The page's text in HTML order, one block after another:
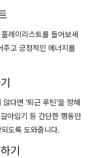
레이리스트를 들어보세
고 긍정적인 에너지를
다면 '퇴근 루틴'을 정해
아입기 등 간단한 행동만
도록 도와줍니다.
기